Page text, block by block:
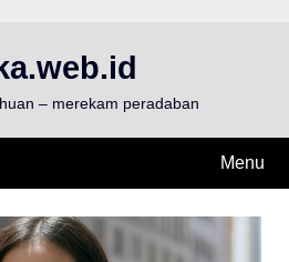
– merekam peradaban
Menu